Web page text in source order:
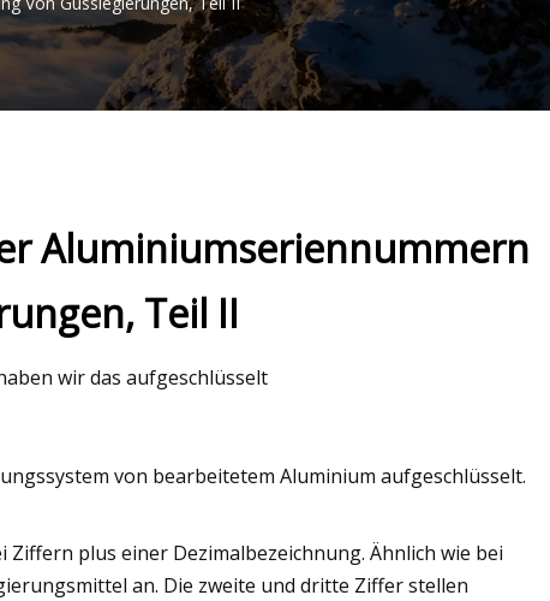
um Tg herum
Aluminiumseriennummern
Teil II
wir das aufgeschlüsselt
von bearbeitetem Aluminium aufgeschlüsselt.
plus einer Dezimalbezeichnung. Ähnlich wie bei
an. Die zweite und dritte Ziffer stellen